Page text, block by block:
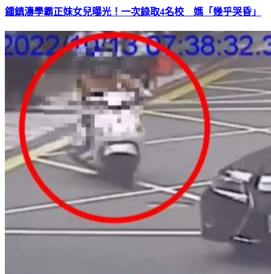
鍾鎮濤學霸正妹女兒曝光！一次錄取4名校 媽「幾乎哭昏」